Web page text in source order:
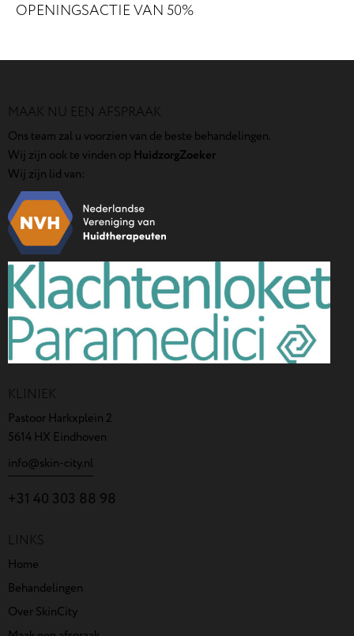
OPENINGSACTIE VAN 50%
MAAK NU EEN AFSPRAAK
Ons team zal u voorzien van de beste behandelingen.
Wij zijn ook te vinden op HuidzorgZoeker
Wij zijn lid van:
KLINIEK
Pastoor Harkxplein 2
5614 HX Eindhoven
info@skin-city.nl
+31 40 303 88 98
LINKS
Home
Behandelingen
Over SkinCity